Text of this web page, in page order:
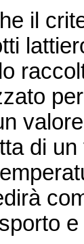
il
di